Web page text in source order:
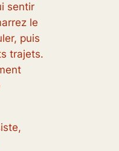
sentir
le
puis
trajets.